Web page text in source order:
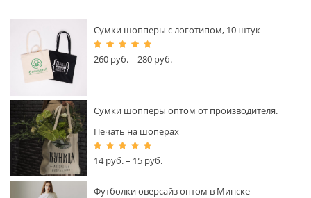
Сумки шопперы с логотипом, 10 штук
260 руб.– 280 руб.
Сумки шопперы оптом от производителя.
Печать на шоперах
14руб.– 15 руб.
Футболки оверсайз оптом в Минске